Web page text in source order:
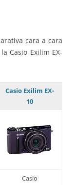
cara a cara
Casio Exilim EX-
Casio Exilim EX-
10
Casio